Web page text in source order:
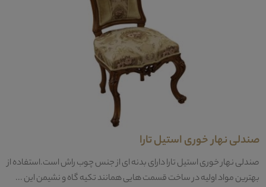
صندلی نهار خوری استیل تارا
صندلی نهار خوری استیل تارا دارای بدنه ای از جنس چوب راش است.استفاده از
بهترین مواد اولیه در ساخت قسمت هایی همانند تکیه گاه و نشیمن این ...